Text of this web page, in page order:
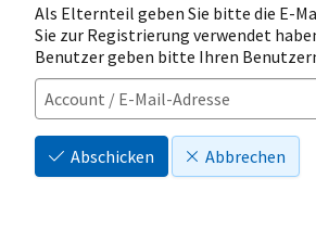
Als Elternteil geben Sie bitte die E-
Sie zur Registrierung verwendet
Benutzer geben bitte Ihren
Abschicken Abbrechen